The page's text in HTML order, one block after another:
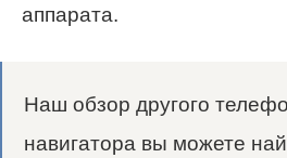
аппарата.
Наш обзор другого
навигатора вы можете